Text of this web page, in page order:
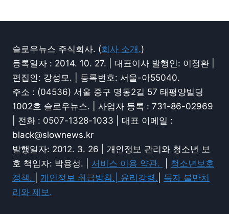
슬로우뉴스 주식회사. (회사 소개.)
등록일자 : 2014. 10. 27. | 대표이사 발행인: 이정환 |
편집인: 강성모. | 등록번호: 서울-아55040.
주소 : (04536) 서울 중구 명동2길 57 태평양빌딩
1002호 슬로우뉴스. | 사업자 등록 : 731-86-02969
| 전화 : 0507-1328-1033 | 대표 이메일 :
black@slownews.kr
발행일자: 2012. 3. 26 | 개인정보 관리와 청소년 보
호 책임자: 박용성. | 서비스 이용 약관.
청소년보호
정책.
개인정보 취급방침.| 윤리강령.
독자 불만처
리와 제보.